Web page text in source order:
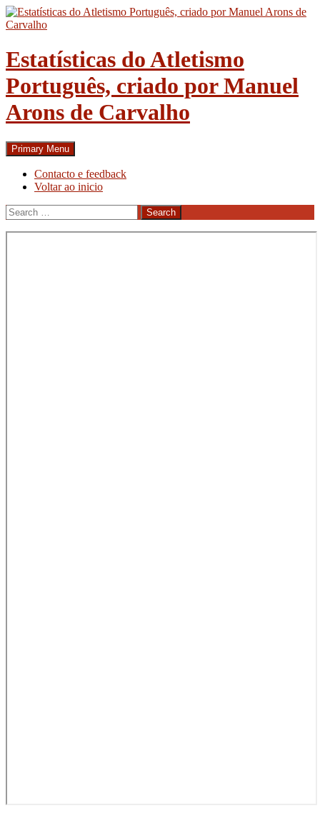
Skip
to
Estatísticas do Atletismo
Português, criado por Manuel
Arons de Carvalho
Search
Primary Menu
Contacto e feedback
Voltar ao inicio
Search
for: